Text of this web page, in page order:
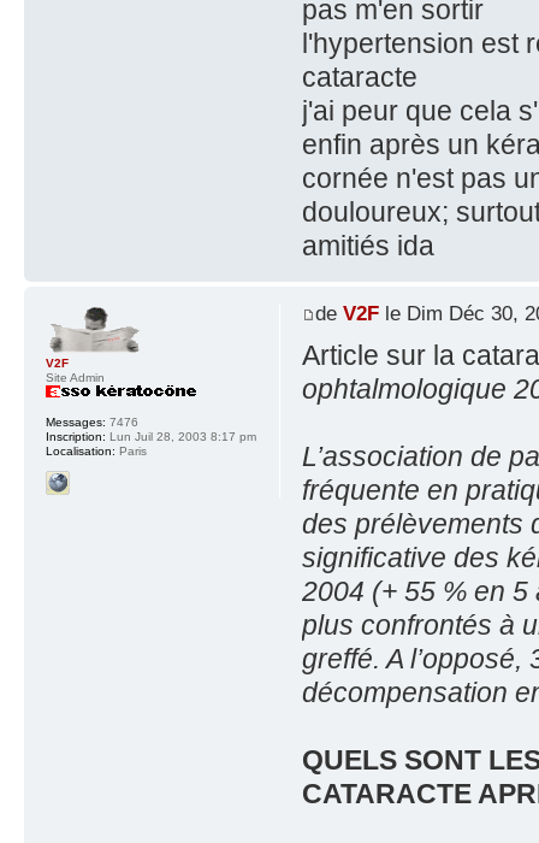
pas m'en sortir
l'hypertension est
cataracte
j'ai peur que cela
enfin après un
cornée n'est pas
douloureux;
amitiés ida
de V2Fle Dim Déc 30,
Article sur la
ophtalmologique
L’association de
fréquente en
des prélèvements
significative des
2004 (+ 55 % en
plus confrontés à
greffé. A
décompensation
QUELS SONT
CATARACTE
V2F
Site Admin
Messages: 7476
Inscription: Lun Juil 28, 2003 8:17 pm
Localisation: Paris